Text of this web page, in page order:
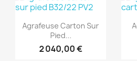
Aperçu rapide
Agrafeuse Carton Sur
Pied...
2 040,00 €
(1)